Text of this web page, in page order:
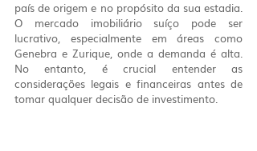
país de origem e no propósito da sua estadia.
O mercado imobiliário suíço pode ser
lucrativo, especialmente em áreas como
Genebra e Zurique, onde a demanda é alta.
No entanto, é crucial entender as
considerações legais e financeiras antes de
tomar qualquer decisão de investimento.